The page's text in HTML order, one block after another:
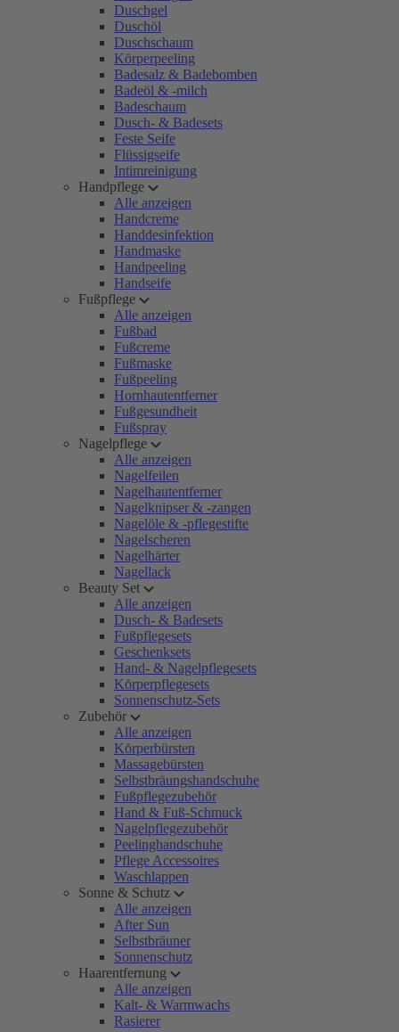
Duschgel
Duschöl
Duschschaum
Körperpeeling
Badesalz & Badebomben
Badeöl & -milch
Badeschaum
Dusch- & Badesets
Feste Seife
Flüssigseife
Intimreinigung
Handpflege
Alle anzeigen
Handcreme
Handdesinfektion
Handmaske
Handpeeling
Handseife
Fußpflege
Alle anzeigen
Fußbad
Fußcreme
Fußmaske
Fußpeeling
Hornhautentferner
Fußgesundheit
Fußspray
Nagelpflege
Alle anzeigen
Nagelfeilen
Nagelhautentferner
Nagelknipser & -zangen
Nagelöle & -pflegestifte
Nagelscheren
Nagelhärter
Nagellack
Beauty Set
Alle anzeigen
Dusch- & Badesets
Fußpflegesets
Geschenksets
Hand- & Nagelpflegesets
Körperpflegesets
Sonnenschutz-Sets
Zubehör
Alle anzeigen
Körperbürsten
Massagebürsten
Selbstbräungshandschuhe
Fußpflegezubehör
Hand & Fuß-Schmuck
Nagelpflegezubehör
Peelinghandschuhe
Pflege Accessoires
Waschlappen
Sonne & Schutz
Alle anzeigen
After Sun
Selbstbräuner
Sonnenschutz
Haarentfernung
Alle anzeigen
Kalt- & Warmwachs
Rasierer